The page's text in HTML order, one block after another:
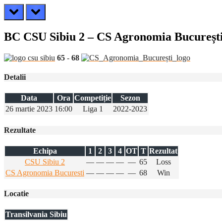
prev next
BC CSU Sibiu 2 – CS Agronomia
65 - 68
Detalii
Data Ora Competiție
Sezon
26 martie 2023 16:00 Liga 1 2022-2023
Rezultate
Echipa 1 2 3 4 OT T Rezultat
CSU Sibiu 2
— — — — — 65
Loss
CS Agronomia Bucuresti — — — — — 68 Win
Locatie
Transilvania Sibiu